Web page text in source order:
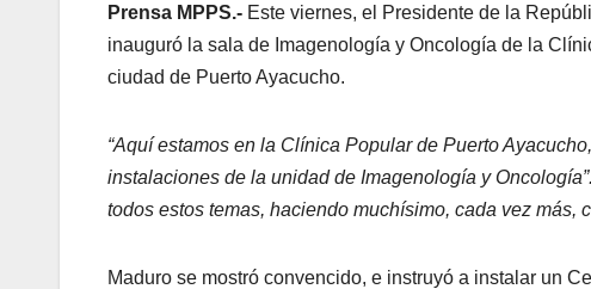
Prensa MPPS.- Este viernes, el Presidente de la
inauguró la sala de Imagenología y Oncología de la
ciudad de Puerto Ayacucho.
“Aquí estamos en la Clínica Popular de Puerto
instalaciones de la unidad de Imagenología y
todos estos temas, haciendo muchísimo, cada vez más,
Maduro se mostró convencido, e instruyó a instalar un